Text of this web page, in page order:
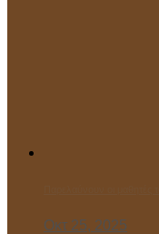
Οκτ 25, 2025